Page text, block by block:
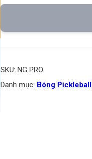
SKU: NG PRO
Danh mục: Bóng Pickleball